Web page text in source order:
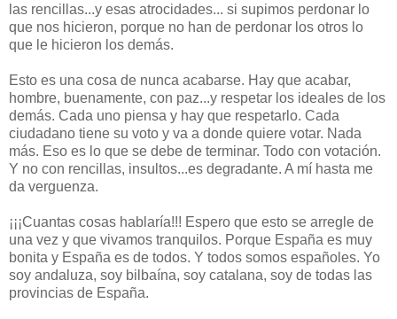
las rencillas...y esas atrocidades... si supimos perdonar lo
que nos hicieron, porque no han de perdonar los otros lo
que le hicieron los demás.
Esto es una cosa de nunca acabarse. Hay que acabar,
hombre, buenamente, con paz...y respetar los ideales de los
demás. Cada uno piensa y hay que respetarlo. Cada
ciudadano tiene su voto y va a donde quiere votar. Nada
más. Eso es lo que se debe de terminar. Todo con votación.
Y no con rencillas, insultos...es degradante. A mí hasta me
da verguenza.
¡¡¡Cuantas cosas hablaría!!! Espero que esto se arregle de
una vez y que vivamos tranquilos. Porque España es muy
bonita y España es de todos. Y todos somos españoles. Yo
soy andaluza, soy bilbaína, soy catalana, soy de todas las
provincias de España.